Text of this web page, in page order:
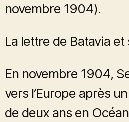
novembre 1904).
La lettre de Batavia et
En novembre 1904,
vers l’Europe après
de deux ans en